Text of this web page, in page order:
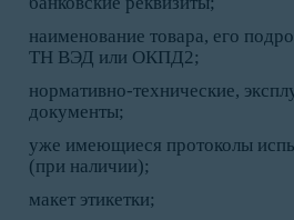
наименование товара, его
ТН ВЭД или ОКПД2;
нормативно-технические,
документы;
уже имеющиеся протоколы
(при наличии);
макет этикетки;